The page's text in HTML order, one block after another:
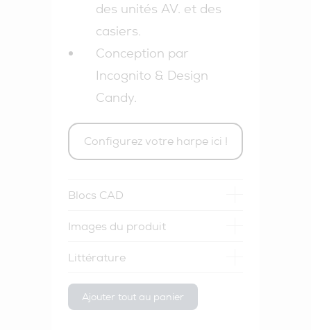
des unités AV. et des
casiers.
Conception par
Incognito & Design
Candy.
Configurez votre harpe ici !
Blocs CAD
Images du produit
Littérature
Ajouter tout au panier